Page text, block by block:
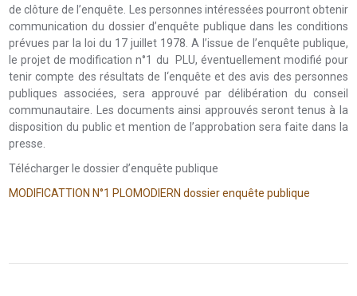
de clôture de l’enquête. Les personnes intéressées pourront obtenir
communication du dossier d’enquête publique dans les conditions
prévues par la loi du 17 juillet 1978. A l’issue de l’enquête publique,
le projet de modification n°1 du PLU, éventuellement modifié pour
tenir compte des résultats de I‘enquête et des avis des personnes
publiques associées, sera approuvé par délibération du conseil
communautaire. Les documents ainsi approuvés seront tenus à la
disposition du public et mention de l’approbation sera faite dans la
presse.
Télécharger le dossier d’enquête publique
MODIFICATTION N°1 PLOMODIERN dossier enquête publique